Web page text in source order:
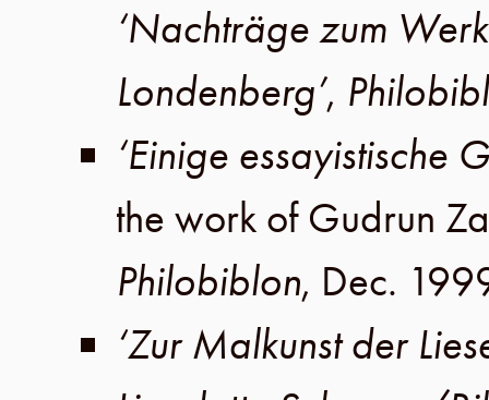
‘Nachträge zum
Londenberg’,
‘Einige essayistische
the work of Gudrun
Philobiblon, Dec.
‘Zur Malkunst der